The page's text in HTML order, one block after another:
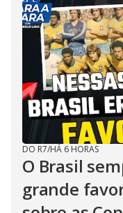
DO R7/HÁ 6 HORAS
O Brasil
grande